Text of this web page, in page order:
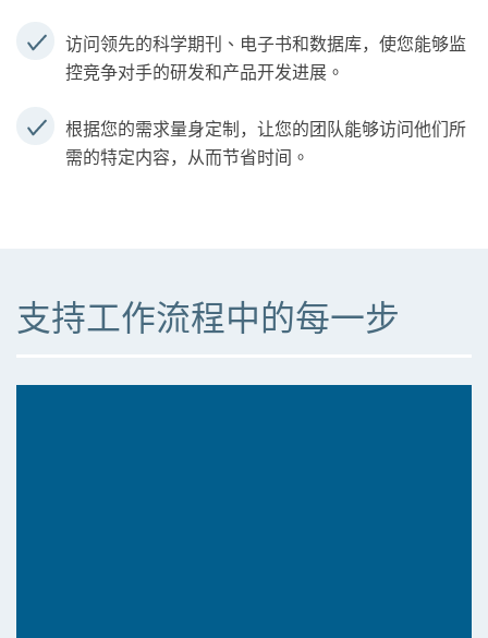
访问领先的科学期刊、电子书和数据库，使您能够监
控竞争对手的研发和产品开发进展。
根据您的需求量身定制，让您的团队能够访问他们所
需的特定内容，从而节省时间。
支持工作流程中的每一步